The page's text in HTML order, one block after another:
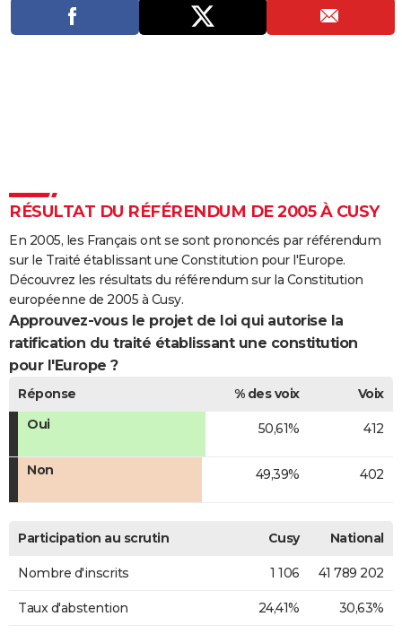
Destinations
Voyage nature
Voyage de noces
Dictionnaire
Biographies
Citations
Expressions
Proverbes
PROGRAMME TV
COPAINS D'AVANT
S'inscrire
Se connecter
Lycées
Collèges
Primaires
Universités
Entreprises
Service militaire
Avis de recherche
AVIS DE DÉCÈS
FORUM
Bricolage
Lifestyle
Culture
Sport
Auto
Television
Voyage
Cinema
RÉSULTAT DU RÉFÉRENDUM DE 2005 À CUSY
En 2005, les Français ont se sont prononcés par référendum
sur le Traité établissant une Constitution pour l'Europe.
Découvrez les résultats du référendum sur la Constitution
européenne de 2005 à Cusy.
Approuvez-vous le projet de loi qui autorise la
ratification du traité établissant une constitution
pour l'Europe ?
Réponse % des voix
Voix
Oui
50,61% 412
Non 49,39% 402
Participation au scrutin Cusy National
Nombre d'inscrits 1 106 41 789 202
Taux d'abstention 24,41% 30,63%